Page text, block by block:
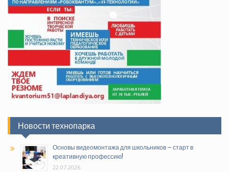
Новости технопарка
Основы видеомонтажа для школьников – старт в
креативную профессию!
22.07.2026